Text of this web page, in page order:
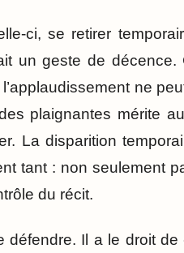
ci, se retirer
un geste de
ne
plaignantes mérite
La disparition
tant : non seulement
du récit.
défendre. Il a le droit